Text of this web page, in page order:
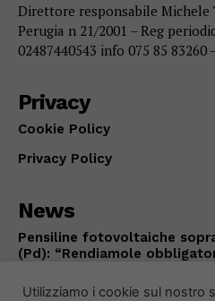
Direttore responsabile Michele
Perugia n 21/2001 – Reg
02487440543 info 075 85 83260
Privacy
Cookie Policy
Privacy Policy
News
Pensiline fotovoltaiche
(Pd): “Rendiamole
Utilizziamo i cookie sul nostro